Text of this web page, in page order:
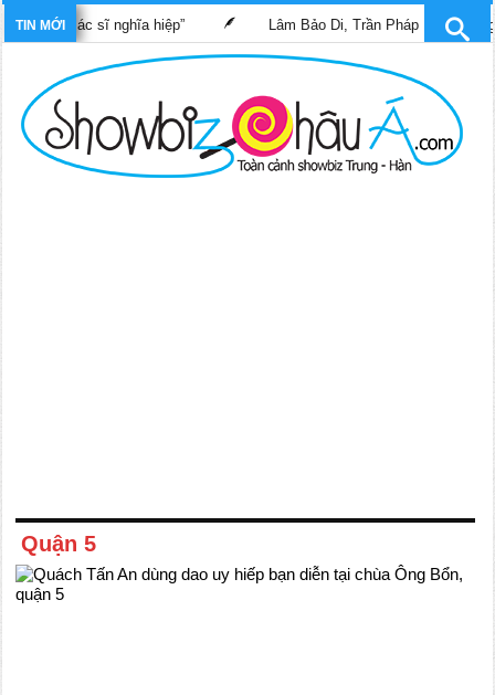
TIN MỚI
“Bác sĩ nghĩa hiệp” Lâm Bảo Di, Trần Pháp Dung tái ngộ
Quận 5